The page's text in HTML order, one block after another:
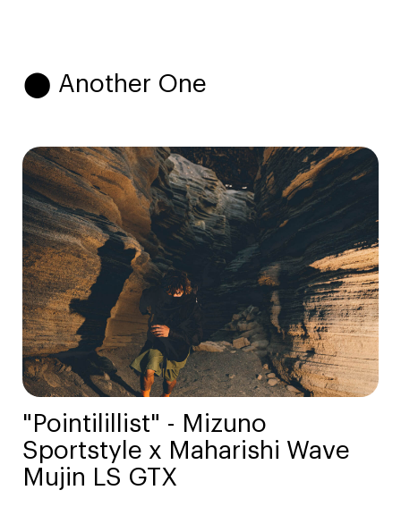
⬤ Another One
"Pointilillist" - Mizuno
Sportstyle x Maharishi Wave
Mujin LS GTX